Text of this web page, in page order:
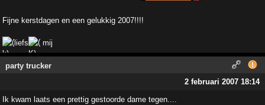
Fijne kerstdagen en een gelukkig 2007!!!!
liefs mij
party trucker
2 februari 2007 18:14
Ik kwam laats een prettig gestoorde dame tegen....